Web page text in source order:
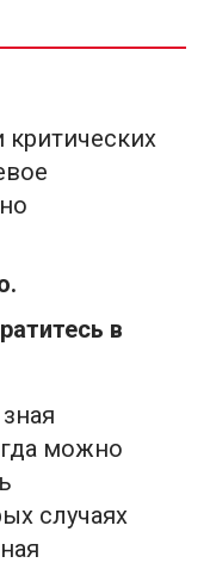
критических
в
можно
случаях